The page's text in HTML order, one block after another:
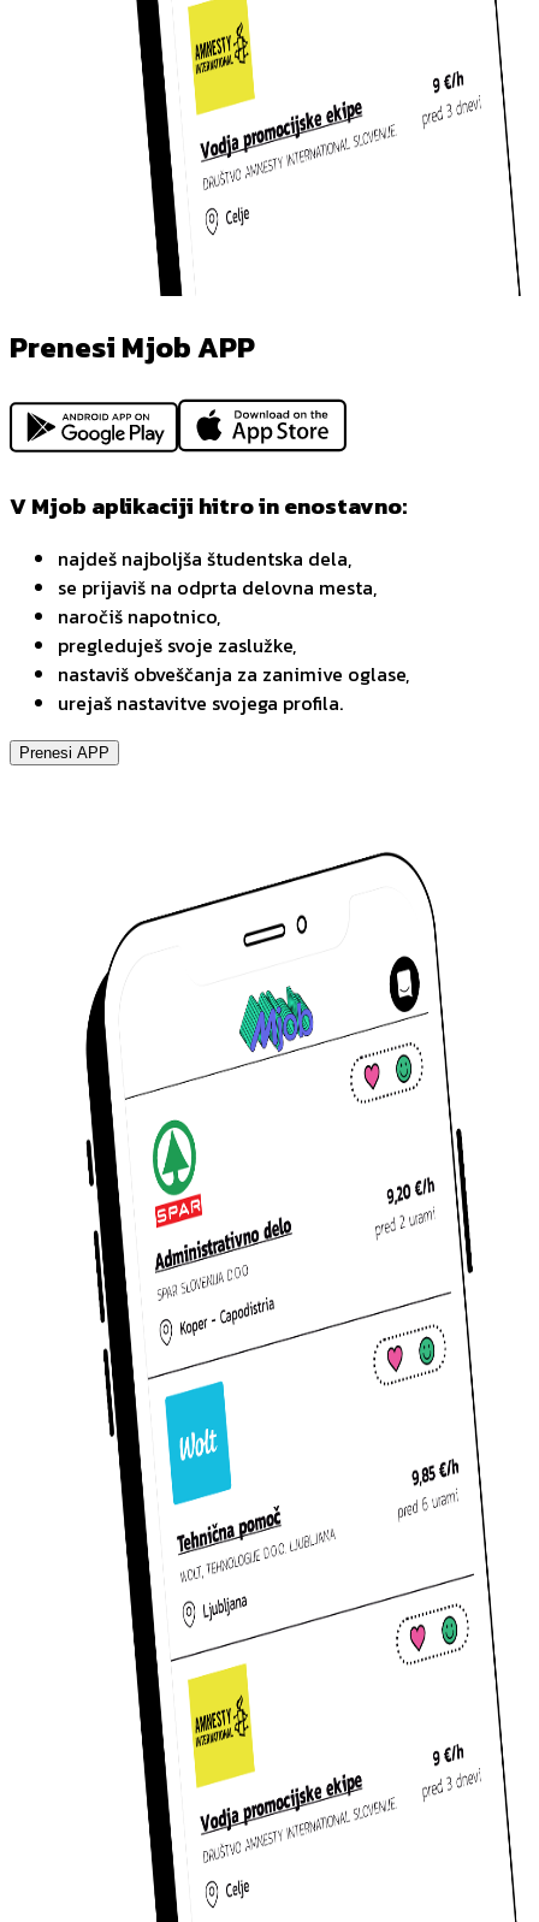
Prenesi Mjob APP
V Mjob aplikaciji hitro in enostavno:
najdeš najboljša študentska dela,
se prijaviš na odprta delovna mesta,
naročiš napotnico,
pregleduješ svoje zaslužke,
nastaviš obveščanja za zanimive oglase,
urejaš nastavitve svojega profila.
Prenesi APP